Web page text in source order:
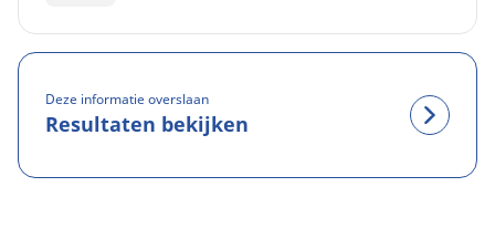
Deze informatie overslaan
Resultaten bekijken